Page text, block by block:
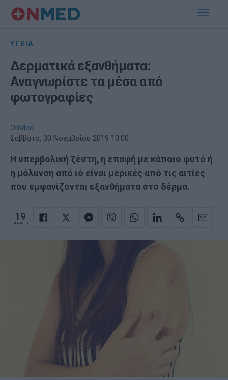
ΥΓΕΙΑ
Δερματικά εξανθήματα:
Αναγνωρίστε τα μέσα από
φωτογραφίες
OnMed
Σάββατο, 30 Νοεμβρίου 2019 10:00
Η υπερβολική ζέστη, η επαφή με κάποιο φυτό ή
η μόλυνση από ιό είναι μερικές από τις αιτίες
που εμφανίζονται εξανθήματα στο δέρμα.
19
SHARES